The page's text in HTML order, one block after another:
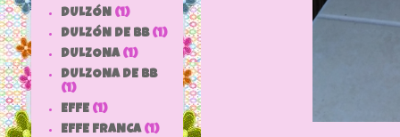
DULZÓN (1)
DULZÓN DE BB (1)
DULZONA (1)
DULZONA DE BB
(1)
EFFE (1)
EFFE FRANCA (1)